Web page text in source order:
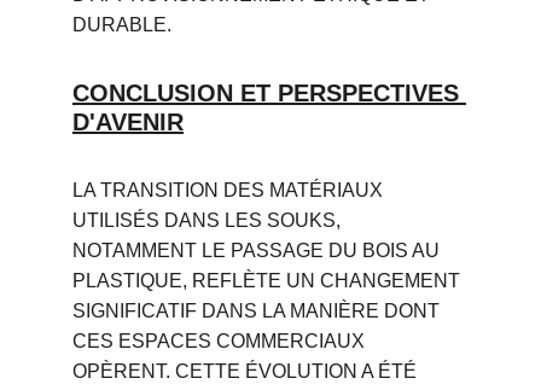
DURABLE.
CONCLUSION ET PERSPECTIVES
D'AVENIR
LA TRANSITION DES MATÉRIAUX
UTILISÉS DANS LES SOUKS,
NOTAMMENT LE PASSAGE DU BOIS AU
PLASTIQUE, REFLÈTE UN CHANGEMENT
SIGNIFICATIF DANS LA MANIÈRE DONT
CES ESPACES COMMERCIAUX
OPÈRENT. CETTE ÉVOLUTION A ÉTÉ